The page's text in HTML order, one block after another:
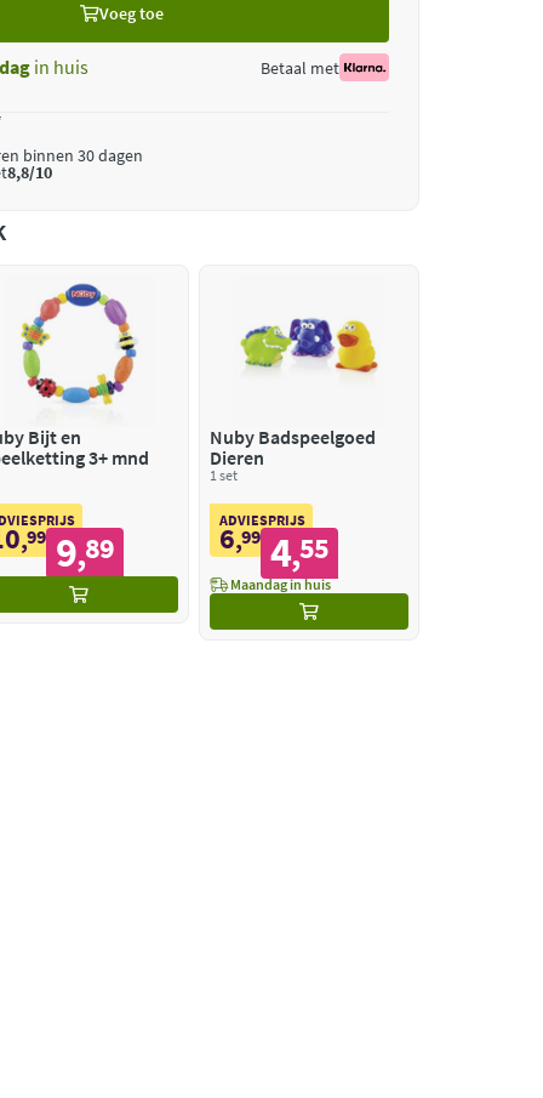
Voeg toe
in huis Betaal met
binnen 30 dagen
8,8/10
Bijt en
3+ mnd
,99 9,89
Nuby Badspeelgoed
Dieren
1 set
ADVIESPRIJS
6,99 4,55
Maandag in huis